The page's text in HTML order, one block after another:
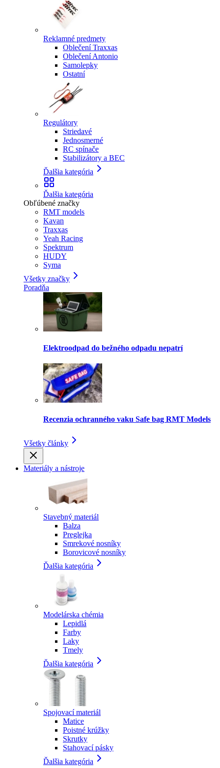
Reklamné predmety
Oblečení Traxxas
Oblečení Antonio
Samolepky
Ostatní
Regulátory
Striedavé
Jednosmerné
RC spínače
Stabilizátory a BEC
Ďalšia kategória
Ďalšia kategória
Obľúbené značky
RMT models
Kavan
Traxxas
Yeah Racing
Spektrum
HUDY
Syma
Všetky značky
Poradňa
Elektroodpad do bežného odpadu nepatrí
Recenzia ochranného vaku Safe bag RMT Models
Všetky články
Materiály a nástroje
Stavebný materiál
Balza
Preglejka
Smrekové nosníky
Borovicové nosníky
Ďalšia kategória
Modelárska chémia
Lepidlá
Farby
Laky
Tmely
Ďalšia kategória
Spojovací materiál
Matice
Poistné krúžky
Skrutky
Stahovací pásky
Ďalšia kategória